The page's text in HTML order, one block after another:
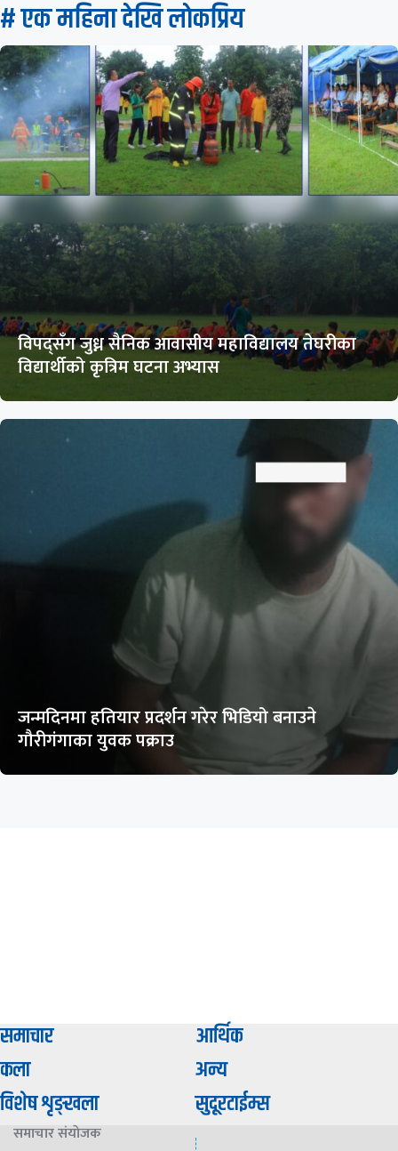
# एक महिना देखि लाेकप्रिय
विपद्सँग जुध्न सैनिक आवासीय महाविद्यालय तेघरीका
विद्यार्थीको कृत्रिम घटना अभ्यास
जन्मदिनमा हतियार प्रदर्शन गरेर भिडियो बनाउने
गौरीगंगाका युवक पक्राउ
समाचार
आर्थिक
कला
अन्य
विशेष शृङ्खला
सुदूरटाईम्स
समाचार संयाेजक